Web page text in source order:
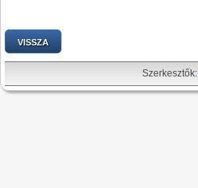
VISSZA
Szerkesztők: